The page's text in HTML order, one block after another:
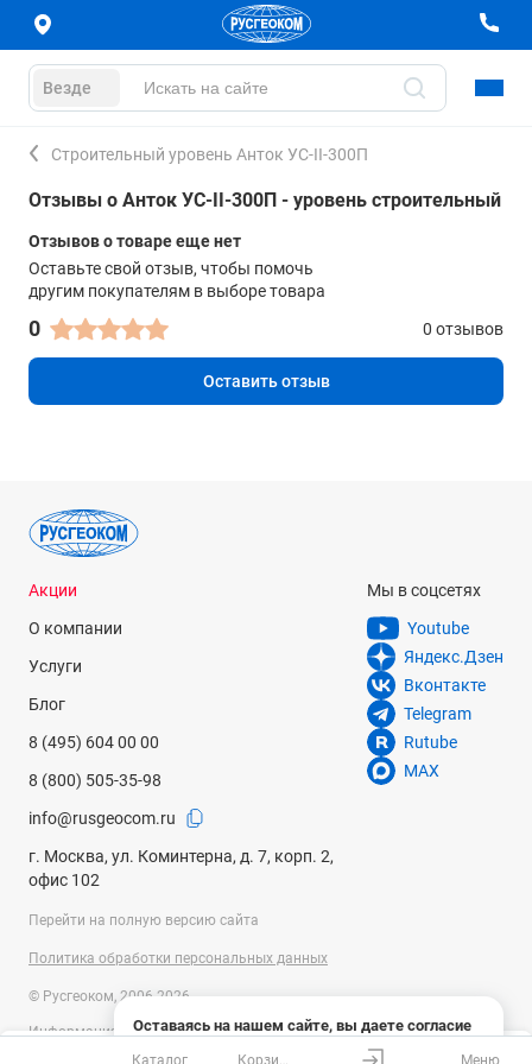
Везде
Строительный уровень Анток УС-II-300П
Отзывы о Анток УС-II-300П - уровень строительный
Отзывов о товаре еще нет
Оставьте свой отзыв, чтобы помочь
другим покупателям в выборе товара
0 0 отзывов
Оставить отзыв
Оставаясь на нашем сайте, вы даете согласие
на использование файлов cookies и сбор данных
Акции
О компании
Услуги
Блог
8 (495) 604 00 00
8 (800) 505-35-98
info@rusgeocom.ru
г. Москва, ул. Коминтерна, д. 7, корп. 2,
офис 102
Мы в соцсетях
Youtube
Яндекс.Дзен
Вконтакте
Telegram
Rutube
MAX
Перейти на полную версию сайта
Политика обработки персональных данных
© Русгеоком, 2006-2026
Информация на сайте носит справочный характер и не является
публичной офертой, определяемой положениями Статьи 437
Каталог Меню